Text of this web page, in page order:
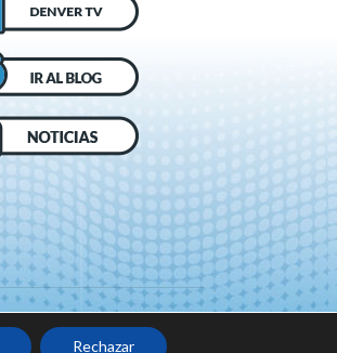
Rechazar